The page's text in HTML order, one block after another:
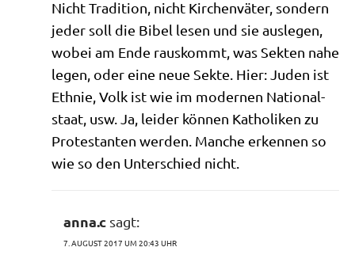
Nicht Tra­di­ti­on, nicht Kir­chen­vä­ter, son­dern
jeder soll die Bibel lesen und sie aus­le­gen,
wobei am Ende raus­kommt, was Sek­ten nahe
legen, oder eine neue Sek­te. Hier: Juden ist
Eth­nie, Volk ist wie im moder­nen Natio­nal­
staat, usw. Ja, lei­der kön­nen Katho­li­ken zu
Pro­te­stan­ten wer­den. Man­che erken­nen so
wie so den Unter­schied nicht.
anna.c sagt:
7. AUGUST 2017 UM 20:43 UHR